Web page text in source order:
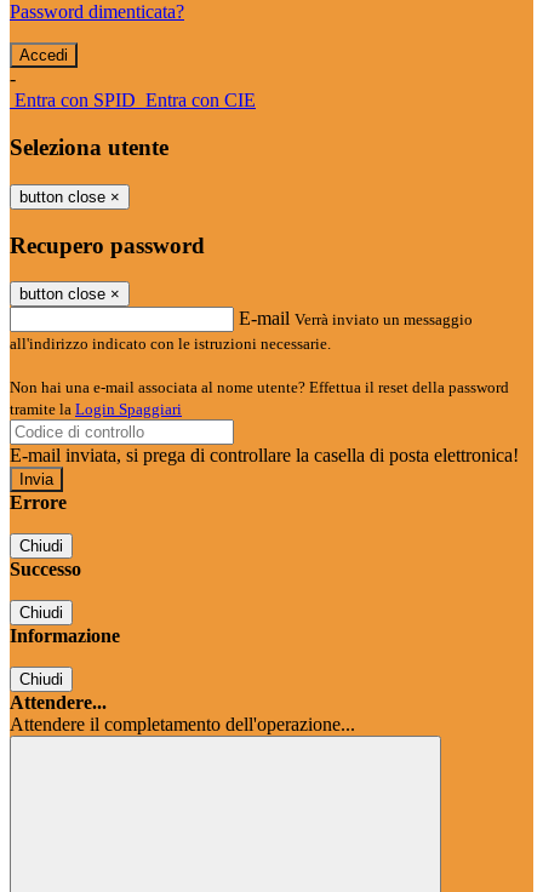
Password dimenticata?
-
Entra con SPID Entra con CIE
Seleziona utente
button close ×
Recupero password
button close ×
E-mail Verrà inviato un messaggio
all'indirizzo indicato con le istruzioni necessarie.
Non hai una e-mail associata al nome utente? Effettua il reset della password
tramite la Login Spaggiari
E-mail inviata, si prega di controllare la casella di posta elettronica!
Errore
Chiudi
Successo
Chiudi
Informazione
Chiudi
Attendere...
Attendere il completamento dell'operazione...